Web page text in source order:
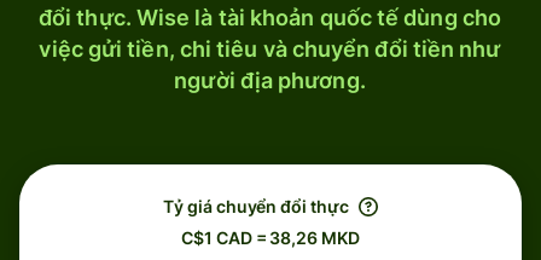
đổi thực. Wise là tài khoản quốc tế dùng cho
việc gửi tiền, chi tiêu và chuyển đổi tiền như
người địa phương.
Tỷ giá chuyển đổi thực
C$1 CAD = 38,26 MKD